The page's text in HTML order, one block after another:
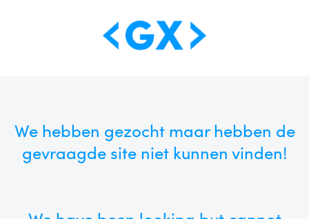
We hebben gezocht maar hebben de
gevraagde site niet kunnen vinden!